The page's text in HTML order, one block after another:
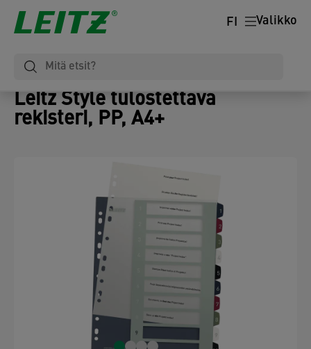
Valikko
FI
Leitz Style tulostettava
rekisteri, PP, A4+